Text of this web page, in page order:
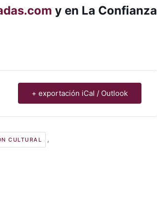
y en La Confianza
+ exportación iCal / Outlook
CULTURAL ,